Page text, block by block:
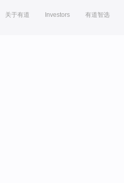
关于有道 Investors 有道智选